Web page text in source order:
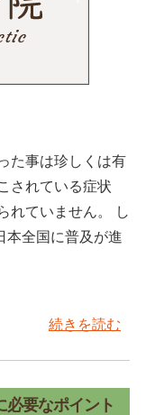
た事は珍しくは有
されている症状
れていません。 し
本全国に普及が進
続きを読む
必要なポイント